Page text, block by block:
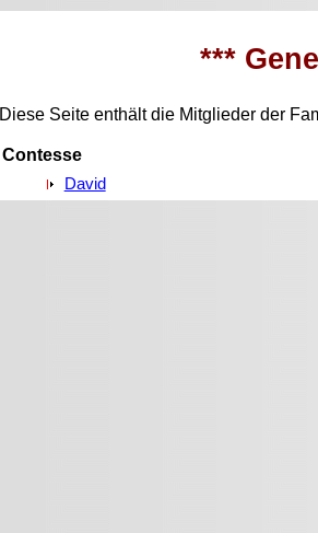
***
Diese Seite enthält die Mitglieder der
Contesse
David